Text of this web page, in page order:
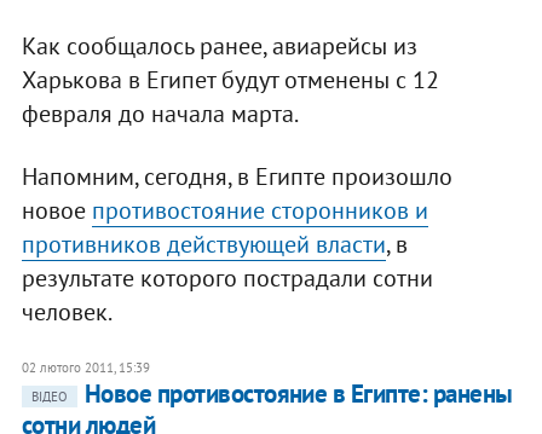
Как сообщалось ранее, авиарейсы из
Харькова в Египет будут отменены с 12
февраля до начала марта.
Напомним, сегодня, в Египте произошло
новое противостояние сторонников и
противников действующей власти, в
результате которого пострадали сотни
человек.
02 лютого 2011, 15:39
ВІДЕО
Новое противостояние в Египте: ранены
сотни людей